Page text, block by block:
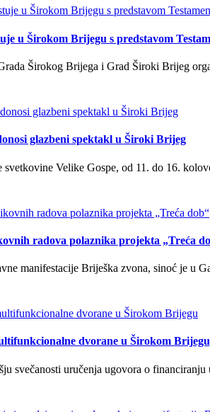
u Širokom Brijegu s predstavom
Širokog Brijega i Grad Široki Brijeg
glazbeni spektakl u Široki Brijeg
Velike Gospe, od 11. do 16.
radova polaznika projekta „Treća
manifestacije Briješka zvona, sinoć je u
dvorane u Širokom Brijegu
svečanosti uručenja ugovora o financiranju